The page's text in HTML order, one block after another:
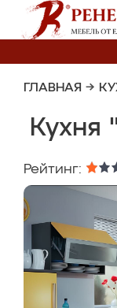
ГЛАВНАЯ →
Кухня
Рейтинг: